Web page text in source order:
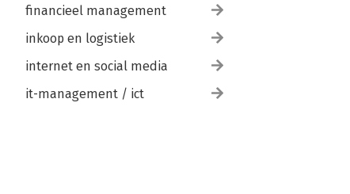
financieel management
inkoop en logistiek
internet en social media
it-management / ict